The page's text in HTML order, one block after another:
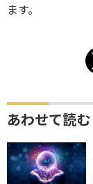
ます。
あわせて読む